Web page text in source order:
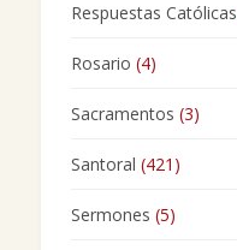
Respuestas Católicas
Rosario (4)
Sacramentos (3)
Santoral (421)
Sermones (5)